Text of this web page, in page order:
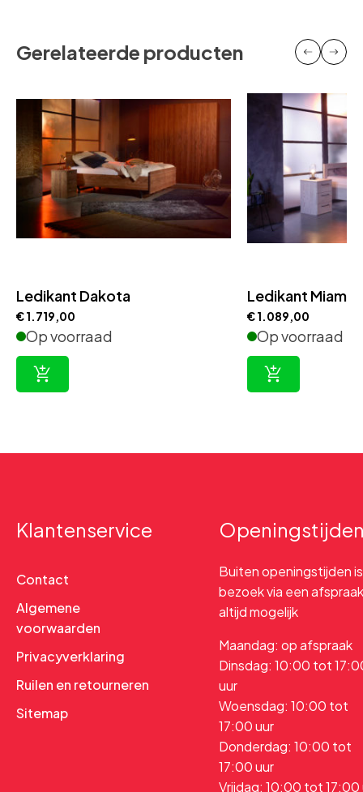
Gerelateerde producten
Ledikant Dakota
€1.719,00
Op voorraad
Ledikant Miami
€1.089,00
Op voorraad
Klantenservice
Contact
Algemene
voorwaarden
Privacyverklaring
Ruilen en retourneren
Sitemap
Buiten openingstijden is
bezoek via een afspraak
altijd mogelijk
Maandag: op afspraak
Dinsdag: 10:00 tot
uur
Woensdag: 10:00 tot
17:00 uur
Donderdag: 10:00 tot
17:00 uur
Vrijdag: 10:00 tot 17:00